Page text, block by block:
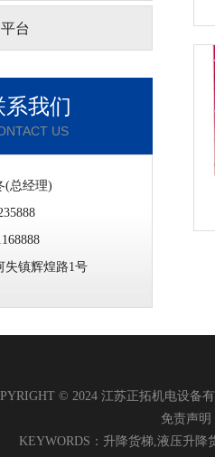
台
系我们
US
(总经理)
失镇辉煌路1号
© 2024 江苏正拓机电设备
免责声明
KEYWORDS：升降货梯,液压升